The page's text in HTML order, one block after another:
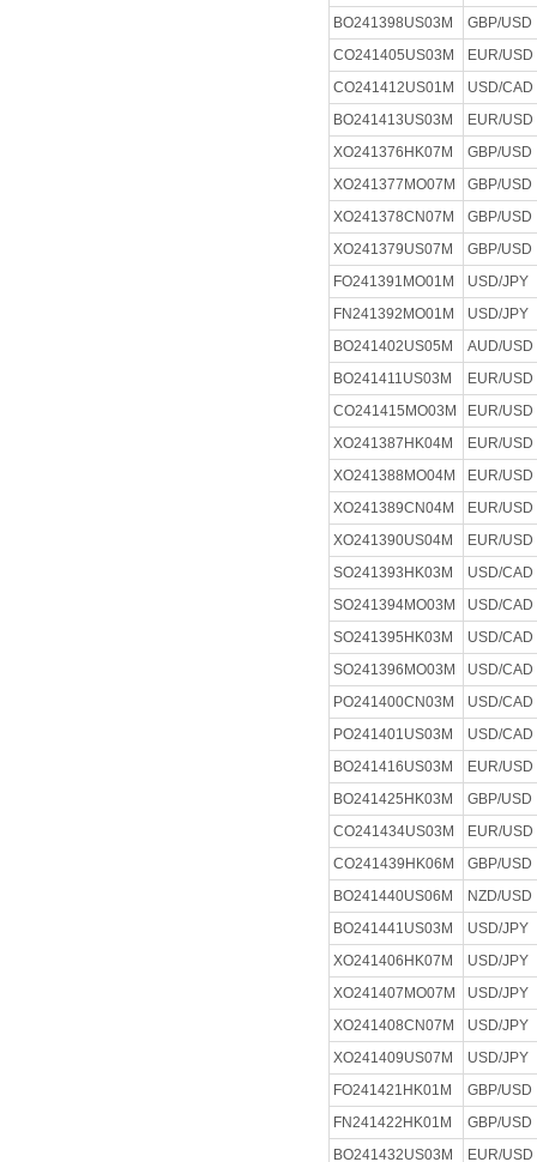
BO241398US03M
GBP/USD
CO241405US03M
EUR/USD
CO241412US01M
USD/CAD
BO241413US03M
EUR/USD
XO241376HK07M
GBP/USD
XO241377MO07M
GBP/USD
XO241378CN07M
GBP/USD
XO241379US07M
GBP/USD
FO241391MO01M
USD/JPY
FN241392MO01M
USD/JPY
BO241402US05M
AUD/USD
BO241411US03M
EUR/USD
CO241415MO03M
EUR/USD
XO241387HK04M
EUR/USD
XO241388MO04M
EUR/USD
XO241389CN04M
EUR/USD
XO241390US04M
EUR/USD
SO241393HK03M
USD/CAD
SO241394MO03M
USD/CAD
SO241395HK03M
USD/CAD
SO241396MO03M
USD/CAD
PO241400CN03M
USD/CAD
PO241401US03M
USD/CAD
BO241416US03M
EUR/USD
BO241425HK03M
GBP/USD
CO241434US03M
EUR/USD
CO241439HK06M
GBP/USD
BO241440US06M
NZD/USD
BO241441US03M
USD/JPY
XO241406HK07M
USD/JPY
XO241407MO07M
USD/JPY
XO241408CN07M
USD/JPY
XO241409US07M
USD/JPY
FO241421HK01M
GBP/USD
FN241422HK01M
GBP/USD
BO241432US03M
EUR/USD